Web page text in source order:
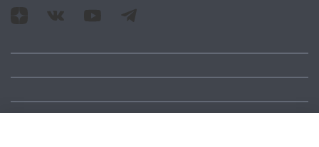
Адрес: Москва, ул.